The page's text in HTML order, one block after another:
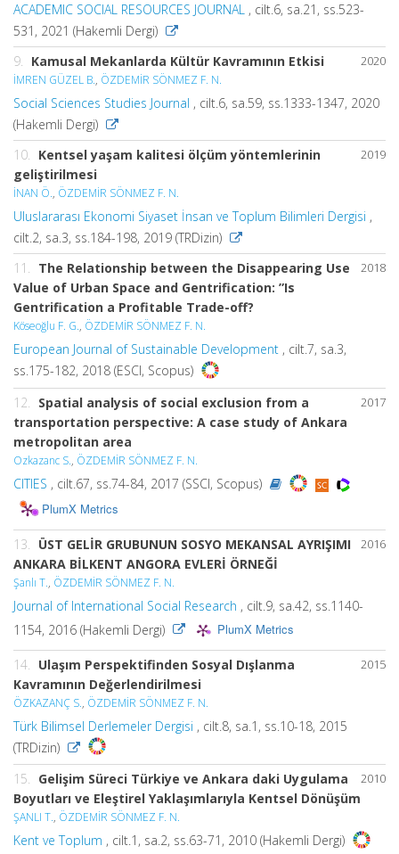
ACADEMIC SOCIAL RESOURCES JOURNAL , cilt.6, sa.21, ss.523-
531, 2021 (Hakemli Dergi)
2020
9. Kamusal Mekanlarda Kültür Kavramının Etkisi
İMREN GÜZEL B., ÖZDEMİR SÖNMEZ F. N.
Social Sciences Studies Journal , cilt.6, sa.59, ss.1333-1347, 2020
(Hakemli Dergi)
2019
10. Kentsel yaşam kalitesi ölçüm yöntemlerinin
geliştirilmesi
İNAN Ö., ÖZDEMİR SÖNMEZ F. N.
Uluslararası Ekonomi Siyaset İnsan ve Toplum Bilimleri Dergisi ,
cilt.2, sa.3, ss.184-198, 2019 (TRDizin)
2018
11. The Relationship between the Disappearing Use
Value of Urban Space and Gentrification: ”Is
Gentrification a Profitable Trade-off?
Köseoğlu F. G., ÖZDEMİR SÖNMEZ F. N.
European Journal of Sustainable Development , cilt.7, sa.3,
ss.175-182, 2018 (ESCI, Scopus)
2017
12.
Spatial analysis of social exclusion from a
transportation perspective: A case study of Ankara
metropolitan area
Ozkazanc S., ÖZDEMİR SÖNMEZ F. N.
CITIES , cilt.67, ss.74-84, 2017 (SSCI, Scopus)
PlumX Metrics
2016
13.
ÜST GELİR GRUBUNUN SOSYO MEKANSAL AYRIŞIMI
ANKARA BİLKENT ANGORA EVLERİ ÖRNEĞİ
Şanlı T., ÖZDEMİR SÖNMEZ F. N.
Journal of International Social Research , cilt.9, sa.42, ss.1140-
1154, 2016 (Hakemli Dergi)
PlumX Metrics
2015
14.
Ulaşım Perspektifinden Sosyal Dışlanma
Kavramının Değerlendirilmesi
ÖZKAZANÇ S., ÖZDEMİR SÖNMEZ F. N.
Türk Bilimsel Derlemeler Dergisi , cilt.8, sa.1, ss.10-18, 2015
(TRDizin)
2010
15. Gelişim Süreci Türkiye ve Ankara daki Uygulama
Boyutları ve Eleştirel Yaklaşımlarıyla Kentsel Dönüşüm
ŞANLI T., ÖZDEMİR SÖNMEZ F. N.
Kent ve Toplum , cilt.1, sa.2, ss.63-71, 2010 (Hakemli Dergi)